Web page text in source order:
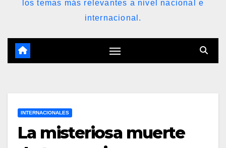
los temas más relevantes a nivel nacional e
internacional.
INTERNACIONALES
La misteriosa muerte